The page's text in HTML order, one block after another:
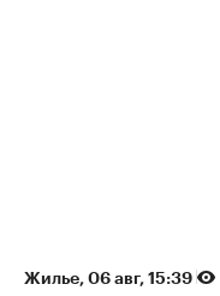
Жилье⁠, 06 авг, 15:39